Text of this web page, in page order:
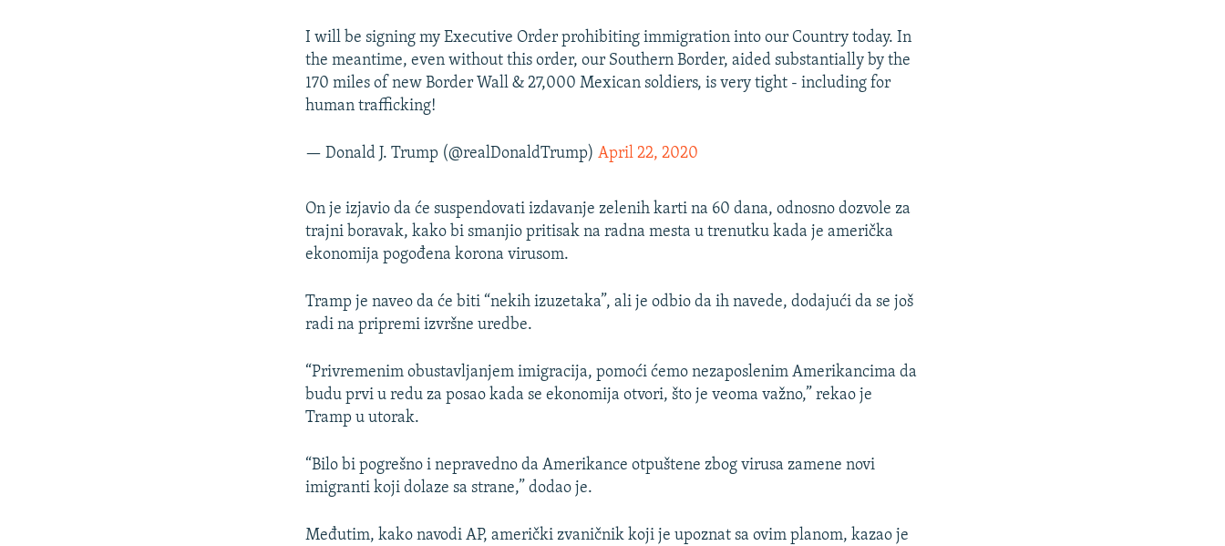
I will be signing my Executive Order prohibiting immigration into our Country today. In
the meantime, even without this order, our Southern Border, aided substantially by the
170 miles of new Border Wall & 27,000 Mexican soldiers, is very tight - including for
human trafficking!
— Donald J. Trump (@realDonaldTrump)April 22, 2020
On je izjavio da će suspendovati izdavanje zelenih karti na 60 dana, odnosno dozvole za
trajni boravak, kako bi smanjio pritisak na radna mesta u trenutku kada je američka
ekonomija pogođena korona virusom.
Tramp je naveo da će biti “nekih izuzetaka”, ali je odbio da ih navede, dodajući da se još
radi na pripremi izvršne uredbe.
“Privremenim obustavljanjem imigracija, pomoći ćemo nezaposlenim Amerikancima da
budu prvi u redu za posao kada se ekonomija otvori, što je veoma važno,” rekao je
Tramp u utorak.
“Bilo bi pogrešno i nepravedno da Amerikance otpuštene zbog virusa zamene novi
imigranti koji dolaze sa strane,” dodao je.
Međutim, kako navodi AP, američki zvaničnik koji je upoznat sa ovim planom, kazao je